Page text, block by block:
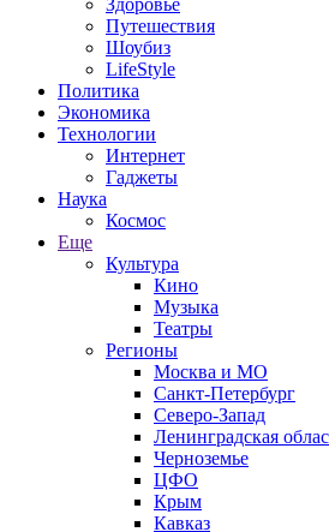
Здоровье
Путешествия
Шоубиз
LifeStyle
Политика
Экономика
Технологии
Интернет
Гаджеты
Наука
Космос
Еще
Культура
Кино
Музыка
Театры
Регионы
Москва и МО
Санкт-Петербург
Северо-Запад
Ленинградская
Черноземье
ЦФО
Крым
Кавказ